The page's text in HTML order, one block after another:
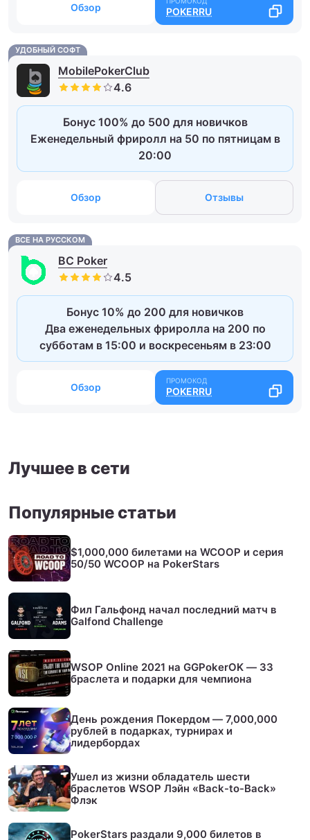
Обзор POKERRU
УДОБНЫЙ СОФТ
MobilePokerClub
Бонус 100% до 500 для новичков
Еженедельный фриролл на 50 по пятницам в
20:00
Обзор Отзывы
ВСЕ НА РУССКОМ
BC Poker
Бонус 10% до 200 для новичков
Два еженедельных фриролла на 200 по
субботам в 15:00 и воскресеньям в 23:00
Обзор POKERRU
Лучшее в сети
Популярные статьи
$1,000,000 билетами на WCOOP и серия
50/50 WCOOP на PokerStars
Фил Гальфонд начал последний матч в
Galfond Challenge
WSOP Online 2021 на GGPokerOK — 33
браслета и подарки для чемпиона
День рождения Покердом — 7,000,000
рублей в подарках, турнирах и
лидербордах
Ушел из жизни обладатель шести
браслетов WSOP Лэйн «Back-to-Back»
Флэк
PokerStars раздали 9,000 билетов в